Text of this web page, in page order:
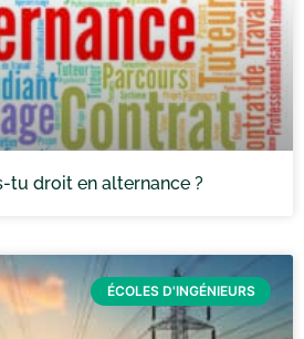
tu droit en alternance ?
ÉCOLES D'INGÉNIEURS